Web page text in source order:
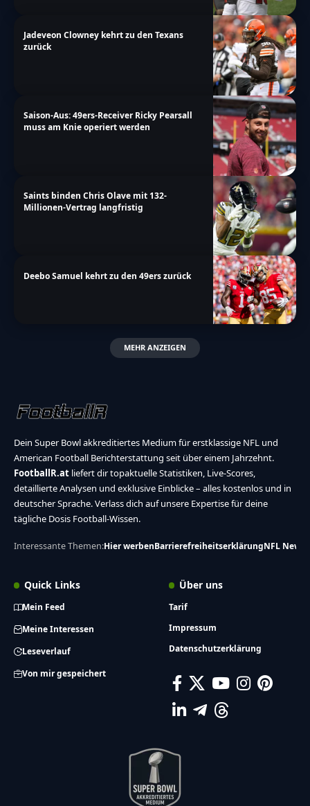
Jadeveon Clowney kehrt zu den Texans
zurück
Saison-Aus: 49ers-Receiver Ricky Pearsall
muss am Knie operiert werden
Saints binden Chris Olave mit 132-
Millionen-Vertrag langfristig
Deebo Samuel kehrt zu den 49ers zurück
MEHR ANZEIGEN
Dein Super Bowl akkreditiertes Medium für erstklassige NFL und
American Football Berichterstattung seit über einem Jahrzehnt.
FootballR.at liefert dir topaktuelle Statistiken, Live-Scores,
detaillierte Analysen und exklusive Einblicke – alles kostenlos und in
deutscher Sprache. Verlass dich auf unsere Expertise für deine
tägliche Dosis Football-Wissen.
Interessante Themen:Hier werbenBarrierefreiheitserklärungNFL News
Quick Links
Mein Feed
Meine Interessen
Leseverlauf
Von mir gespeichert
Über uns
Tarif
Impressum
Datenschutzerklärung